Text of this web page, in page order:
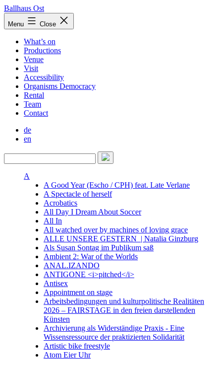
Skip
to
content
Ballhaus Ost
Ballhaus
Ost
Menu Close
What’s on
Productions
Venue
Visit
Accessibility
Organisms Democracy
Rental
Team
Contact
de
en
A
A Good Year (Escho / CPH) feat. Late Verlane
A Spectacle of herself
Acrobatics
All Day I Dream About Soccer
All In
All watched over by machines of loving grace
ALLE UNSERE GESTERN | Natalia Ginzburg
Als Susan Sontag im Publikum saß
Ambient 2: War of the Worlds
ANAL.IZANDO
ANTIGONE <i>pitched</i>
Antisex
Appointment on stage
Arbeitsbedingungen und kulturpolitische Realitäten
2026 – FAIRSTAGE in den freien darstellenden
Künsten
Archivierung als Widerständige Praxis - Eine
Wissensressource der praktizierten Solidarität
Artistic bike freestyle
Atom Eier Uhr